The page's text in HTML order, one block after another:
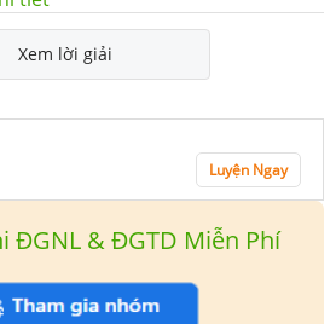
Xem lời giải
Luyện Ngay
ĐGNL & ĐGTD Miễn Phí